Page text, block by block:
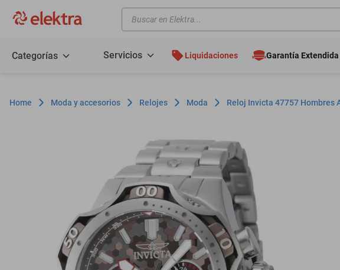
Buscar en Elektra...
Categorías Servicios Liquidaciones Garantía
Moda y accesorios Relojes Moda Reloj Invicta 47757 Hombres
motos
lavadoras
colchones
salas
oppo
motoneta